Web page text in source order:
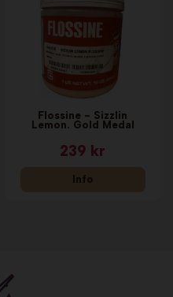
Flossine - Sizzlin
Lemon. Gold Medal
239 kr
Info